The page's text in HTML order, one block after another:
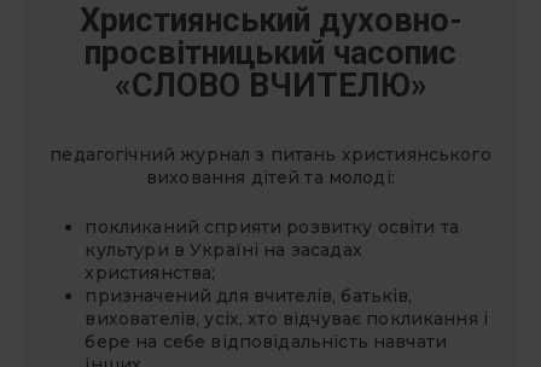
Християнський духовно-
просвітницький часопис
«СЛОВО ВЧИТЕЛЮ»
педагогічний журнал з питань християнського
виховання дітей та молоді:
покликаний сприяти розвитку освіти та
культури в Україні на засадах
християнства;
призначений для вчителів, батьків,
вихователів, усіх, хто відчуває покликання і
бере на себе відповідальність навчати